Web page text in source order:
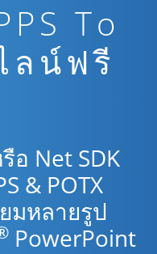
To
ลน์ฟรี
Net SDK
& POTX
มหลายรูป
PowerPoint